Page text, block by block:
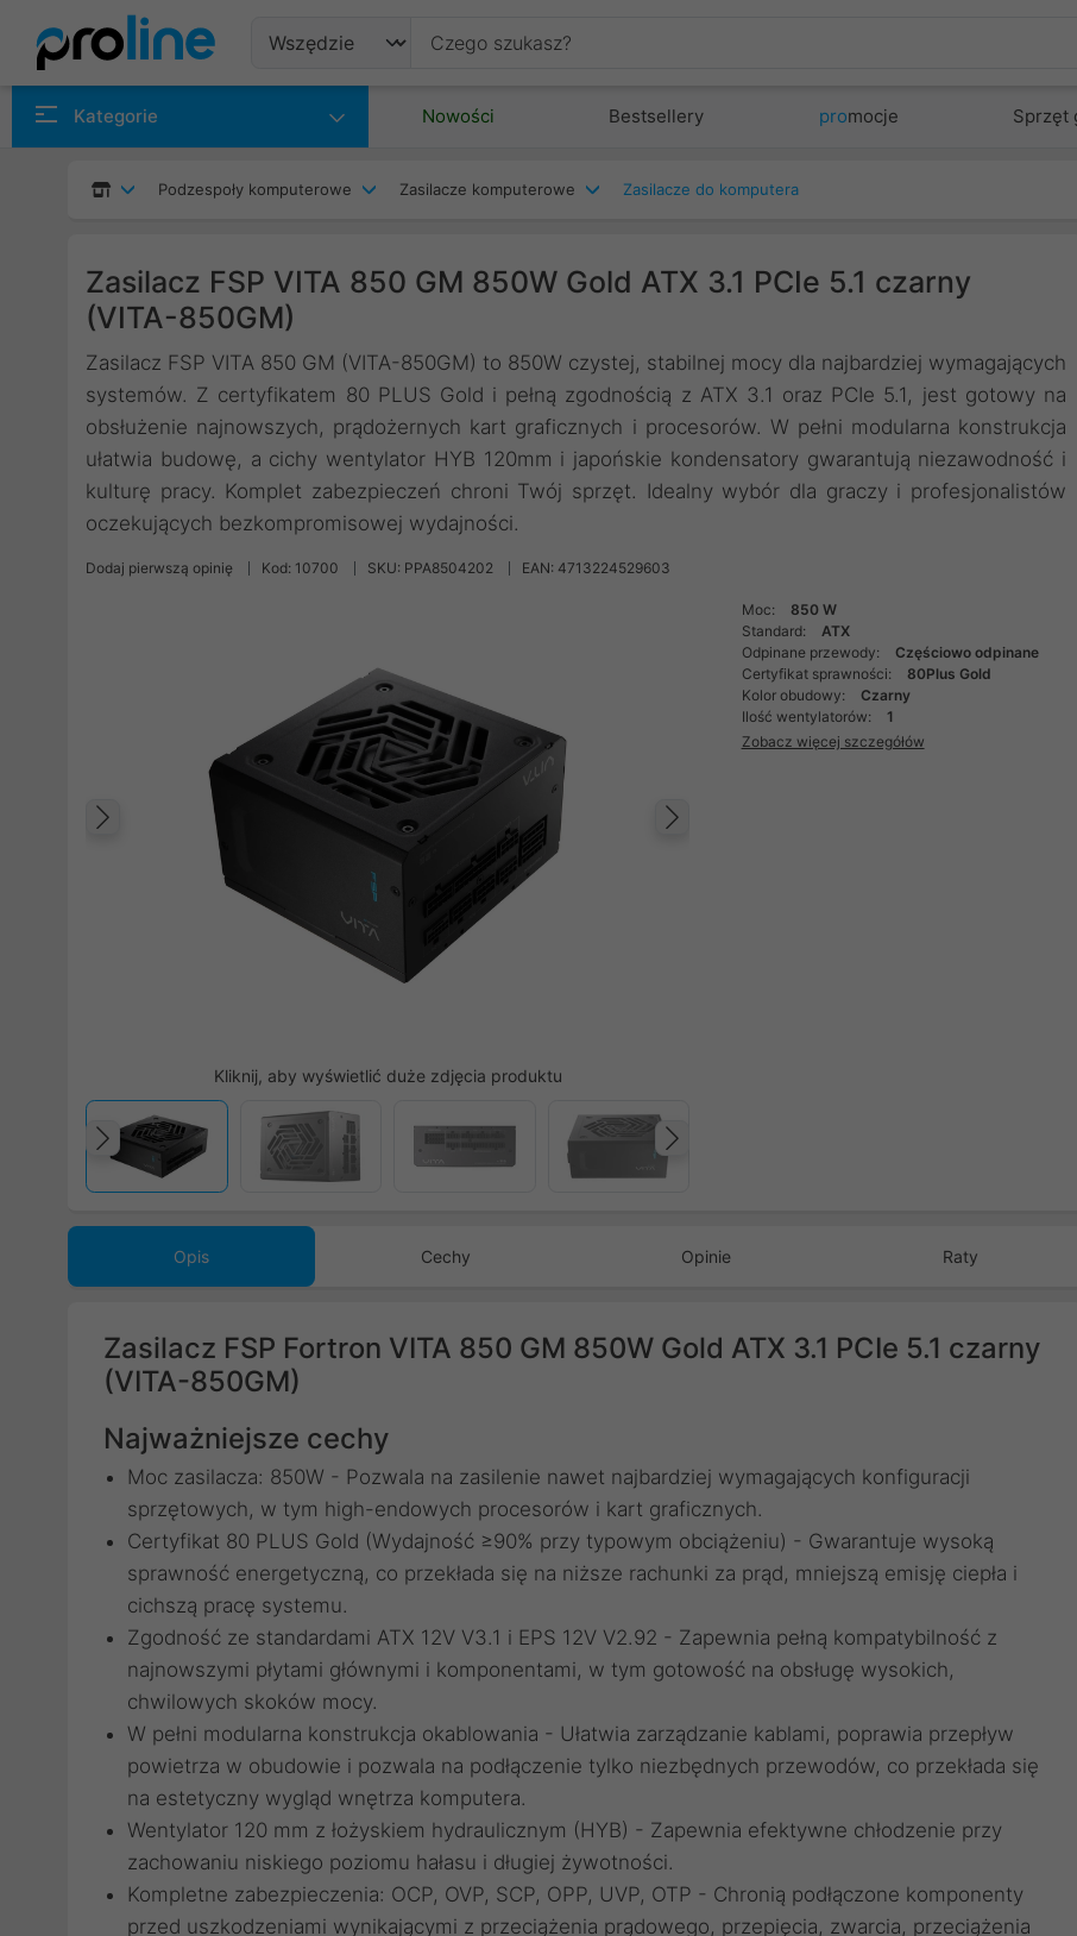
Kategorie Nowości Bestsellery promocje Sprzęt
Podzespoły komputerowe Zasilacze komputerowe Zasilacze do komputera
Zasilacz FSP VITA 850 GM 850W Gold ATX 3.1 PCIe 5.1 czarny
(VITA-850GM)
Zasilacz FSP VITA 850 GM (VITA-850GM) to 850W czystej, stabilnej mocy dla najbardziej wymagających
systemów. Z certyfikatem 80 PLUS Gold i pełną zgodnością z ATX 3.1 oraz PCIe 5.1, jest gotowy na
obsłużenie najnowszych, prądożernych kart graficznych i procesorów. W pełni modularna konstrukcja
ułatwia budowę, a cichy wentylator HYB 120mm i japońskie kondensatory gwarantują niezawodność i
kulturę pracy. Komplet zabezpieczeń chroni Twój sprzęt. Idealny wybór dla graczy i profesjonalistów
oczekujących bezkompromisowej wydajności.
Dodaj pierwszą opinię Kod: 10700 SKU: PPA8504202 EAN: 4713224529603
Poprzedni
Kliknij, aby wyświetlić duże zdjęcia produktu
Poprzedni
Moc:
850 W
Standard:
ATX
Odpinane przewody:
Częściowo odpinane
Certyfikat sprawności:
80Plus Gold
Kolor obudowy:
Czarny
Ilość wentylatorów:
1
Zobacz więcej szczegółów
Opis Cechy Opinie Raty
Zasilacz FSP Fortron VITA 850 GM 850W Gold ATX 3.1 PCIe 5.1 czarny
(VITA-850GM)
Najważniejsze cechy
Moc zasilacza: 850W - Pozwala na zasilenie nawet najbardziej wymagających konfiguracji
sprzętowych, w tym high-endowych procesorów i kart graficznych.
Certyfikat 80 PLUS Gold (Wydajność ≥90% przy typowym obciążeniu) - Gwarantuje wysoką
sprawność energetyczną, co przekłada się na niższe rachunki za prąd, mniejszą emisję ciepła i
cichszą pracę systemu.
Zgodność ze standardami ATX 12V V3.1 i EPS 12V V2.92 - Zapewnia pełną kompatybilność z
najnowszymi płytami głównymi i komponentami, w tym gotowość na obsługę wysokich,
chwilowych skoków mocy.
W pełni modularna konstrukcja okablowania - Ułatwia zarządzanie kablami, poprawia przepływ
powietrza w obudowie i pozwala na podłączenie tylko niezbędnych przewodów, co przekłada się
na estetyczny wygląd wnętrza komputera.
Wentylator 120 mm z łożyskiem hydraulicznym (HYB) - Zapewnia efektywne chłodzenie przy
zachowaniu niskiego poziomu hałasu i długiej żywotności.
Kompletne zabezpieczenia: OCP, OVP, SCP, OPP, UVP, OTP - Chronią podłączone komponenty
przed uszkodzeniami wynikającymi z przeciążenia prądowego, przepięcia, zwarcia, przeciążenia